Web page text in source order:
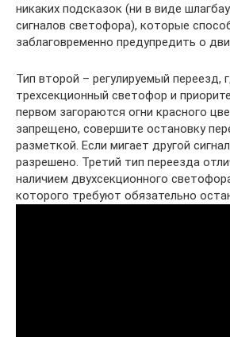
никаких подсказок (ни в виде
сигналов светофора), которые
заблаговременно предупредить о
Тип второй – регулируемый переезд,
трехсекционный светофор и
первом загораются огни красного
запрещено, совершите остановку
разметкой. Если мигает другой
разрешено. Третий тип переезда
наличием двухсекционного
которого требуют обязательно